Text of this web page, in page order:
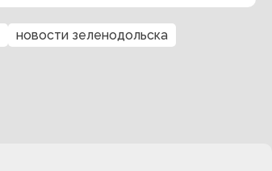
новости зеленодольска